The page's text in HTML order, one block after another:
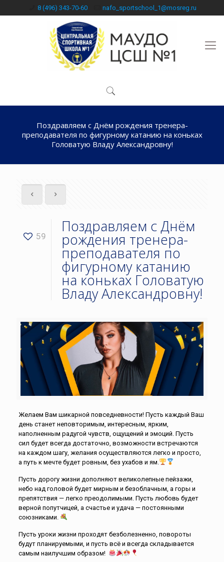
8 (496) 343-70-60 nafo_sportschool_1@mosreg.ru
Поздравляем с Днём рождения тренера-
преподавателя по фигурному катанию на коньках
Головатую Владу Александровну!
59
Поздравляем с Днём
рождения тренера-
преподавателя по
фигурному катанию
на коньках Головатую
Владу Александровну!
Желаем Вам шикарной повседневности! Пусть каждый Ваш
день станет неповторимым, интересным, ярким,
наполненным радугой чувств, ощущений и эмоций. Пусть
сил будет всегда достаточно, возможности встречаются
на каждом шагу, желания осуществляются легко и просто,
а путь к мечте будет ровным, без ухабов и ям.
Пусть дорогу жизни дополняют великолепные пейзажи,
небо над головой будет мирным и безоблачным, а горы и
препятствия — легко преодолимыми. Пусть любовь будет
верной попутчицей, а счастье и удача — постоянными
союзниками.
Пусть уроки жизни проходят безболезненно, повороты
будут планируемыми, и пусть всё и всегда складывается
самым наилучшим образом!